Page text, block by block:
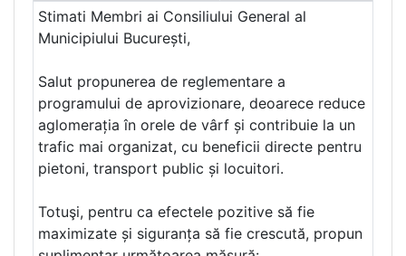
Stimati Membri ai Consiliului General al
Municipiului București,
Salut propunerea de reglementare a
programului de aprovizionare, deoarece reduce
aglomerația în orele de vârf și contribuie la un
trafic mai organizat, cu beneficii directe pentru
pietoni, transport public și locuitori.
Totuşi, pentru ca efectele pozitive să fie
maximizate și siguranța să fie crescută, propun